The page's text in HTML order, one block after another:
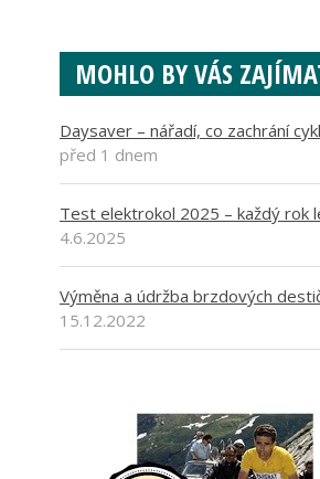
MOHLO BY VÁS
Daysaver – nářadí, co zachrání
před 1 dnem
Test elektrokol 2025 – každý rok
4.6.2025
Výměna a údržba brzdových
15.12.2022